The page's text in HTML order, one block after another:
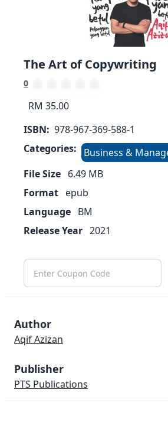
The Art of Copywriting
0
RM 35.00
ISBN: 978-967-369-588-1
Categories:
Business &
File Size 6.49 MB
Format epub
Language BM
Release Year 2021
Author
Aqif Azizan
Publisher
PTS Publications